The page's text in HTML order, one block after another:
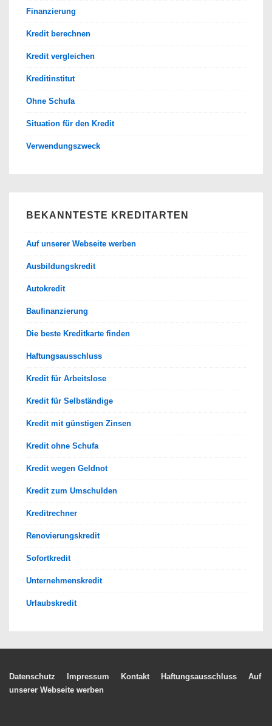
Finanzierung
Kredit berechnen
Kredit vergleichen
Kreditinstitut
Ohne Schufa
Situation für den Kredit
Verwendungszweck
BEKANNTESTE KREDITARTEN
Auf unserer Webseite werben
Ausbildungskredit
Autokredit
Baufinanzierung
Die beste Kreditkarte finden
Haftungsausschluss
Kredit für Arbeitslose
Kredit für Selbständige
Kredit mit günstigen Zinsen
Kredit ohne Schufa
Kredit wegen Geldnot
Kredit zum Umschulden
Kreditrechner
Renovierungskredit
Sofortkredit
Unternehmenskredit
Urlaubskredit
Footer-
Datenschutz Impressum Kontakt Haftungsausschluss
Auf
unserer Webseite werben